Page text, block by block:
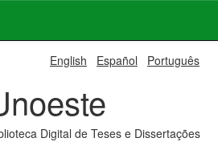
English Español Português
Digital de Teses e Dissertações